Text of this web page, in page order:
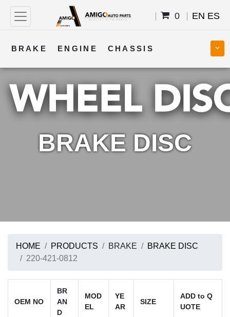
0 EN ES
BRAKE ENGINE CHASSIS
COOLING STEERING BODY
TRANSMISSION FUEL ELECTRICAL
BRAKE DISC
HOME PRODUCTS BRAKE
BRAKE DISC
220-421-0812
OEM NO
BR
AN
D
MOD
EL
YE
AR
SIZE
ADD to Q
UOTE